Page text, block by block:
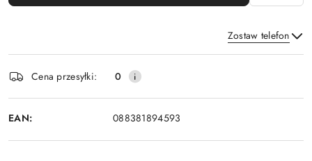
Zostaw telefon
Wyślij
i
dostawa
Cena przesyłki: 0
EAN: 088381894593